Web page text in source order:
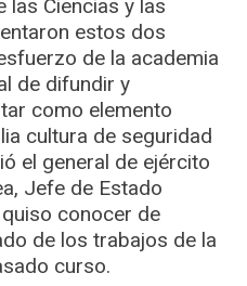
las Ciencias y las
estos dos
de la academia
de difundir y
como elemento
cultura de seguridad
el general de ejército
Jefe de Estado
conocer de
de los trabajos de la
curso.